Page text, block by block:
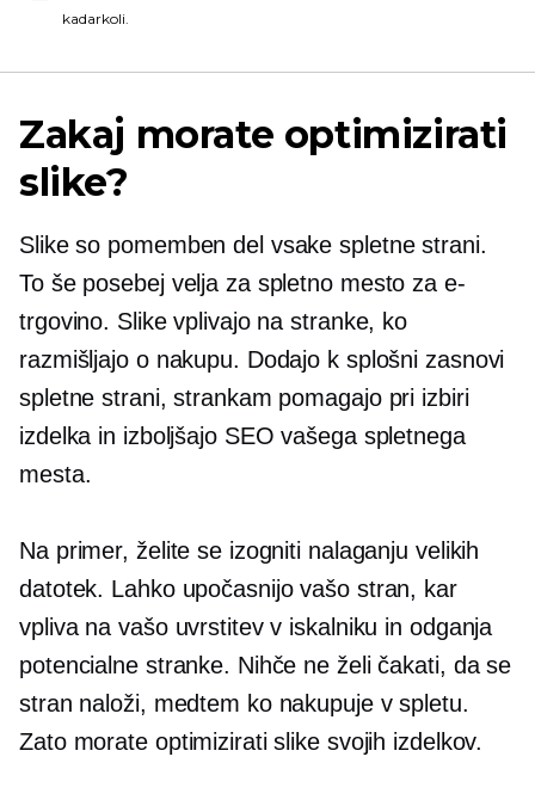
kadarkoli.
Zakaj morate optimizirati
slike?
Slike so pomemben del vsake spletne strani.
To še posebej velja za spletno mesto za e-
trgovino. Slike vplivajo na stranke, ko
razmišljajo o nakupu. Dodajo k splošni zasnovi
spletne strani, strankam pomagajo pri izbiri
izdelka in izboljšajo SEO vašega spletnega
mesta.
Na primer, želite se izogniti nalaganju velikih
datotek. Lahko upočasnijo vašo stran, kar
vpliva na vašo uvrstitev v iskalniku in odganja
potencialne stranke. Nihče ne želi čakati, da se
stran naloži, medtem ko nakupuje v spletu.
Zato morate optimizirati slike svojih izdelkov.